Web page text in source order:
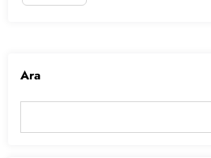
Ara